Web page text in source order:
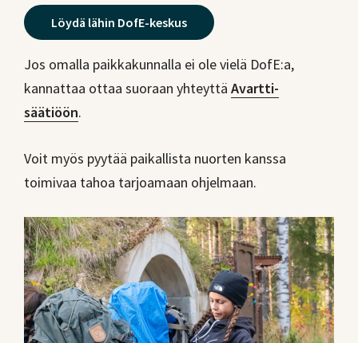
Löydä lähin DofE-keskus
Jos omalla paikkakunnalla ei ole vielä DofE:a,
kannattaa ottaa suoraan yhteyttä Avartti-
säätiöön.
Voit myös pyytää paikallista nuorten kanssa
toimivaa tahoa tarjoamaan ohjelmaan.